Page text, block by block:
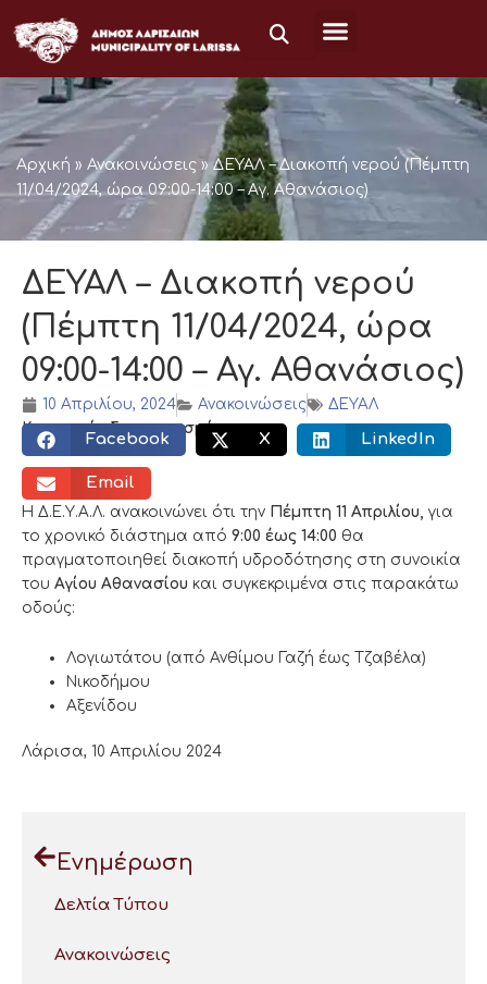
στο
περιεχόμενο
Αρχική » Ανακοινώσεις » ΔΕΥΑΛ – Διακοπή νερού (Πέμπτη
11/04/2024, ώρα 09:00-14:00 – Αγ. Αθανάσιος)
ΔΕΥΑΛ – Διακοπή νερού
(Πέμπτη 11/04/2024, ώρα
09:00-14:00 – Αγ. Αθανάσιος)
10 Απριλίου, 2024 Ανακοινώσεις
ΔΕΥΑΛ
Κοινωνικός διαμοιρασμός:
Facebook X LinkedIn
Email
Η Δ.Ε.Υ.Α.Λ. ανακοινώνει ότι την Πέμπτη 11 Απριλίου για
το χρονικό διάστημα από 9:00 έως 14:00 θα
πραγματοποιηθεί διακοπή υδροδότησης στη συνοικία
του Αγίου Αθανασίου και συγκεκριμένα στις παρακάτω
οδούς:
Λογιωτάτου (από Ανθίμου Γαζή έως Τζαβέλα)
Νικοδήμου
Αξενίδου
Λάρισα, 10 Απριλίου 2024
Ενημέρωση
Δελτία Τύπου
Ανακοινώσεις